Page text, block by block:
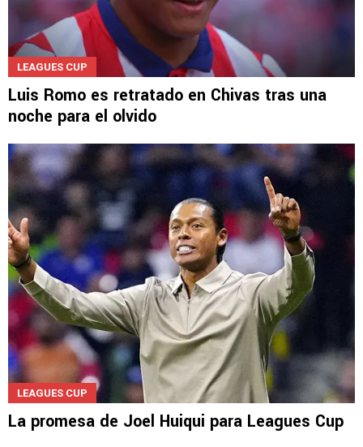
LEAGUES CUP
Luis Romo es retratado en Chivas tras una
noche para el olvido
LEAGUES CUP
La promesa de Joel Huiqui para Leagues Cup